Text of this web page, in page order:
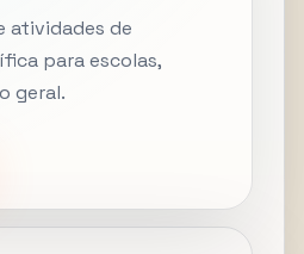
atividades de
para escolas,
geral.